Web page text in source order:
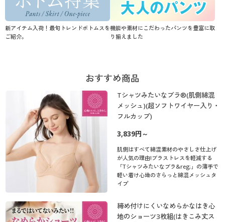
新アイテム入荷！最旬トレンドボトムスを
ご紹介。
機能や素材にこだわったパンツを豊富に取
り揃えました
おすすめ商品
Tシャツみたいなブラ®(肌側綿混
メッシュ)(超ソフトワイヤー入り・
フルカップ)
3,839円～
肌側はすべて綿混素材のやさしさ仕上げ
が人気の理由!ブラストレスを軽減する
「Tシャツみたいなブラ&reg;」の薄手で
軽い着け心地のさらっと綿混メッシュタ
イプ
締め付けにくいなめらかなはき心
地のショーツ3枚組(はきこみ丈ス